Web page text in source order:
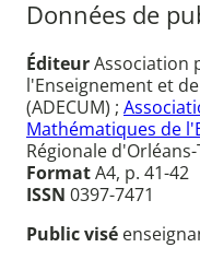
Données de
ÉditeurAssociation
l'Enseignement et
(ADECUM) ;
Mathématiques de
Régionale
FormatA4, p. 41-42
ISSN 0397-7471
Public visé